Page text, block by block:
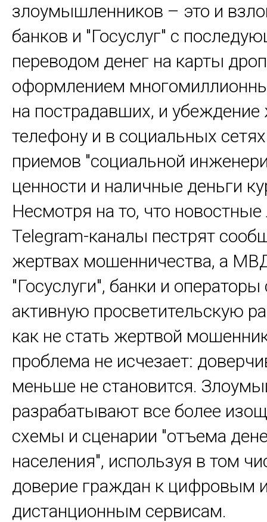
злоумышленников – это и
банков и "Госуслуг" с
переводом денег на карты
оформлением
на пострадавших, и убеждение
телефону и в социальных
приемов "социальной
ценности и наличные деньги
Несмотря на то, что
Telegram-каналы пестрят
жертвах мошенничества, а
"Госуслуги", банки и операторы
активную просветительскую
как не стать жертвой
проблема не исчезает:
меньше не становится.
разрабатывают все более
схемы и сценарии "отъема
населения", используя в том
доверие граждан к цифровым
дистанционным сервисам.